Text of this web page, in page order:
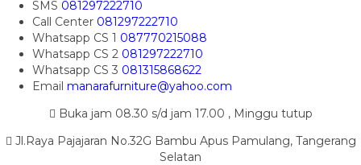
SMS 081297222710
Call Center 081297222710
Whatsapp CS 1 087770215088
Whatsapp CS 2 081297222710
Whatsapp CS 3 081315868622
Email manarafurniture@yahoo.com
Buka jam 08.30 s/d jam 17.00 , Minggu tutup
Jl.Raya Pajajaran No.32G Bambu Apus Pamulang, Tangerang
Selatan